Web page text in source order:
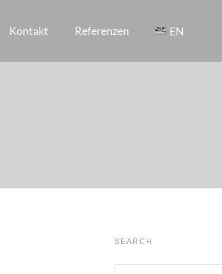
Kontakt Referenzen EN
SEARCH